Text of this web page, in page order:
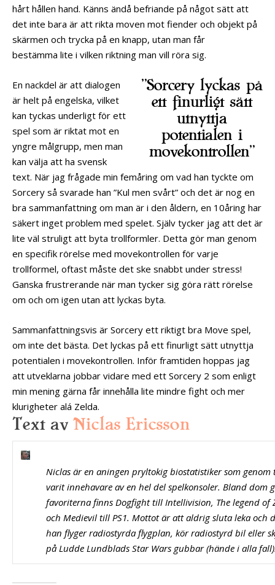
hårt hållen hand. Känns ändå befriande på något sätt att
det inte bara är att rikta moven mot fiender och objekt på
skärmen och trycka på en knapp, utan man får
bestämma lite i vilken riktning man vill röra sig.
”Sorcery lyckas på
ett finurligt sätt
utnyttja
potentialen i
movekontrollen”
En nackdel är att dialogen
är helt på engelska, vilket
kan tyckas underligt för ett
spel som är riktat mot en
yngre målgrupp, men man
kan välja att ha svensk
text. När jag frågade min femåring om vad han tyckte om
Sorcery så svarade han ”Kul men svårt” och det är nog en
bra sammanfattning om man är i den åldern, en 10åring har
säkert inget problem med spelet. Själv tycker jag att det är
lite väl struligt att byta trollformler. Detta gör man genom
en specifik rörelse med movekontrollen för varje
trollformel, oftast måste det ske snabbt under stress!
Ganska frustrerande när man tycker sig göra rätt rörelse
om och om igen utan att lyckas byta.
Sammanfattningsvis är Sorcery ett riktigt bra Move spel,
om inte det bästa. Det lyckas på ett finurligt sätt utnyttja
potentialen i movekontrollen. Inför framtiden hoppas jag
att utveklarna jobbar vidare med ett Sorcery 2 som enligt
min mening gärna får innehålla lite mindre fight och mer
klurigheter alá Zelda.
Text av Niclas Ericsson
Niclas är en aningen pryltokig biostatistiker som
varit innehavare av en hel del spelkonsoler. Bland dom
favoriterna finns Dogfight till Intellivision, The legend of
och Medievil till PS1. Mottot är att aldrig sluta leka och
han flyger radiostyrda flygplan, kör radiostyrd bil eller
på Ludde Lundblads Star Wars gubbar (hände i alla